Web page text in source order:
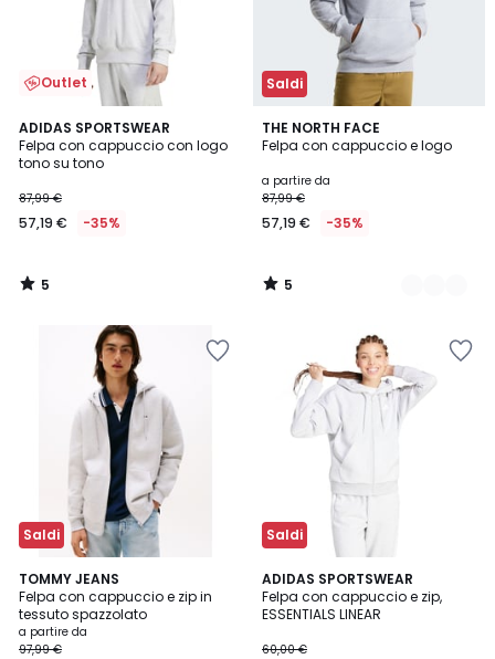
Outlet
ADIDAS SPORTSWEAR
Felpa con cappuccio con logo
tono su tono
87,99 €
57,19 € -35%
5
/
5
5
/
Saldi
THE NORTH FACE
Felpa con cappuccio e logo
a partire da
87,99 €
57,19 € -35%
5
/
3
Colori
5
/
Saldi
TOMMY JEANS
Felpa con cappuccio e zip in
tessuto spazzolato
a partire da
97,99 €
3
Colori
Saldi
ADIDAS SPORTSWEAR
Felpa con cappuccio e zip,
ESSENTIALS LINEAR
60,00 €
4,8
/ 5
2
Colori